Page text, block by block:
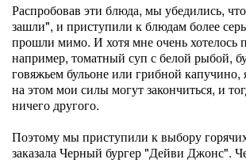
Распробовав эти блюда, мы убедились,
зашли", и приступили к блюдам более
прошли мимо. И хотя мне очень хотелось
например, томатный суп с белой рыбой,
говяжьем бульоне или грибной капучино,
на этом мои силы могут закончиться, и
ничего другого.
Поэтому мы приступили к выбору
заказала Черный бургер "Дейви Джонс".